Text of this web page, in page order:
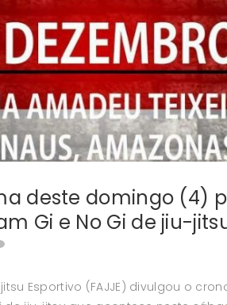
deste domingo (4)
Gi e No Gi de jiu-
Esportivo (FAJJE) divulgou o